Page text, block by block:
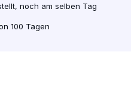
noch am selben Tag
100 Tagen